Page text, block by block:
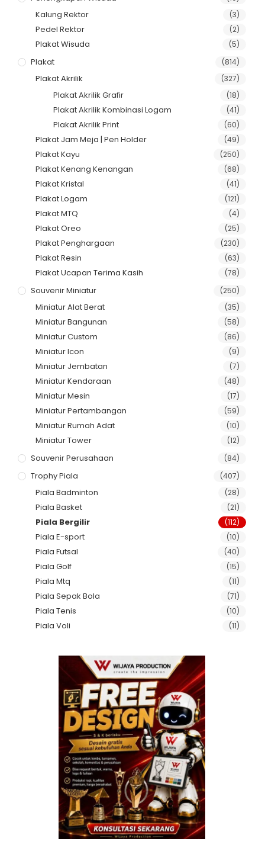
Kalung Rektor (3)
Pedel Rektor (2)
Plakat Wisuda (5)
Plakat (814)
Plakat Akrilik (327)
Plakat Akrilik Grafir (18)
Plakat Akrilik Kombinasi Logam (41)
Plakat Akrilik Print (60)
Plakat Jam Meja | Pen Holder (49)
Plakat Kayu (250)
Plakat Kenang Kenangan (68)
Plakat Kristal (41)
Plakat Logam (121)
Plakat MTQ (4)
Plakat Oreo (25)
Plakat Penghargaan (230)
Plakat Resin (63)
Plakat Ucapan Terima Kasih (78)
Souvenir Miniatur (250)
Miniatur Alat Berat (35)
Miniatur Bangunan (58)
Miniatur Custom (86)
Miniatur Icon (9)
Miniatur Jembatan (7)
Miniatur Kendaraan (48)
Miniatur Mesin (17)
Miniatur Pertambangan (59)
Miniatur Rumah Adat (10)
Miniatur Tower (12)
Souvenir Perusahaan (84)
Trophy Piala (407)
Piala Badminton (28)
Piala Basket (21)
Piala Bergilir (112)
Piala E-sport (10)
Piala Futsal (40)
Piala Golf (15)
Piala Mtq (11)
Piala Sepak Bola (71)
Piala Tenis (10)
Piala Voli (11)